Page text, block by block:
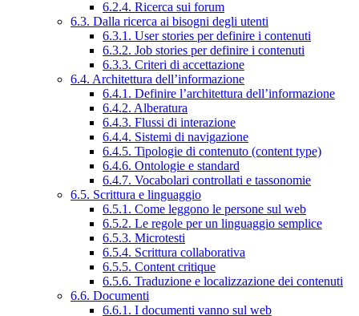
6.2.4. Ricerca sui forum
6.3. Dalla ricerca ai bisogni degli utenti
6.3.1. User stories per definire i contenuti
6.3.2. Job stories per definire i contenuti
6.3.3. Criteri di accettazione
6.4. Architettura dell’informazione
6.4.1. Definire l’architettura dell’informazione
6.4.2. Alberatura
6.4.3. Flussi di interazione
6.4.4. Sistemi di navigazione
6.4.5. Tipologie di contenuto (content type)
6.4.6. Ontologie e standard
6.4.7. Vocabolari controllati e tassonomie
6.5. Scrittura e linguaggio
6.5.1. Come leggono le persone sul web
6.5.2. Le regole per un linguaggio semplice
6.5.3. Microtesti
6.5.4. Scrittura collaborativa
6.5.5. Content critique
6.5.6. Traduzione e localizzazione dei contenuti
6.6. Documenti
6.6.1. I documenti vanno sul web